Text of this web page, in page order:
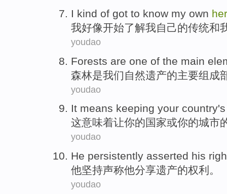
I kind of got to know my own
我好像开始了解我自己的传统和
youdao
Forests are one of the main
森林是我们 自然遗产的主要组成
youdao
It means keeping your country's
这意味着让你的国家或你的城市
youdao
He persistently asserted his
他坚持声称他分享遗产的权利 。
youdao